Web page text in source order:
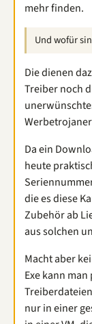
mehr finden.
Und wofür
Die dienen
Treiber noch
Da ein
heute
die es diese
Zubehör ab
aus solchen
Macht aber
Exe kann
nur in einer